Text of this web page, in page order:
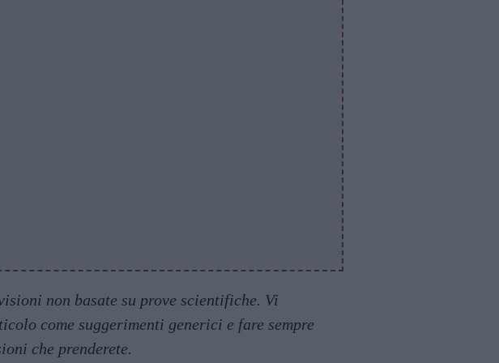
non basate su prove scientifiche. Vi
come suggerimenti generici e fare sempre
che prenderete.